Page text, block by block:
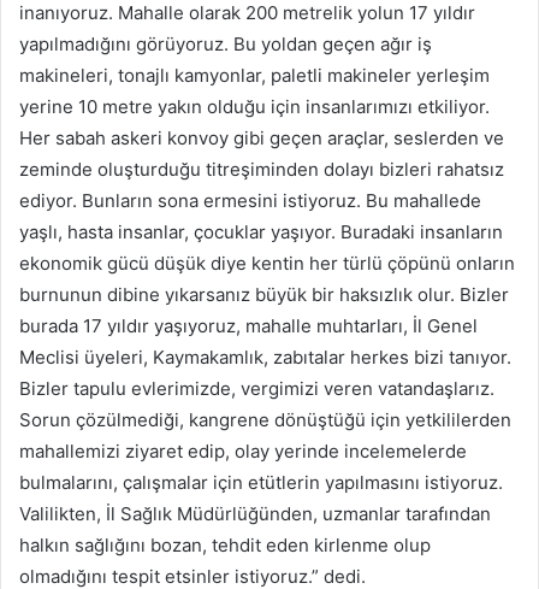
inanıyoruz. Mahalle olarak 200 metrelik yolun 17 yıldır
yapılmadığını görüyoruz. Bu yoldan geçen ağır iş
makineleri, tonajlı kamyonlar, paletli makineler yerleşim
yerine 10 metre yakın olduğu için insanlarımızı etkiliyor.
Her sabah askeri konvoy gibi geçen araçlar, seslerden ve
zeminde oluşturduğu titreşiminden dolayı bizleri rahatsız
ediyor. Bunların sona ermesini istiyoruz. Bu mahallede
yaşlı, hasta insanlar, çocuklar yaşıyor. Buradaki insanların
ekonomik gücü düşük diye kentin her türlü çöpünü onların
burnunun dibine yıkarsanız büyük bir haksızlık olur. Bizler
burada 17 yıldır yaşıyoruz, mahalle muhtarları, İl Genel
Meclisi üyeleri, Kaymakamlık, zabıtalar herkes bizi tanıyor.
Bizler tapulu evlerimizde, vergimizi veren vatandaşlarız.
Sorun çözülmediği, kangrene dönüştüğü için yetkililerden
mahallemizi ziyaret edip, olay yerinde incelemelerde
bulmalarını, çalışmalar için etütlerin yapılmasını istiyoruz.
Valilikten, İl Sağlık Müdürlüğünden, uzmanlar tarafından
halkın sağlığını bozan, tehdit eden kirlenme olup
olmadığını tespit etsinler istiyoruz.” dedi.